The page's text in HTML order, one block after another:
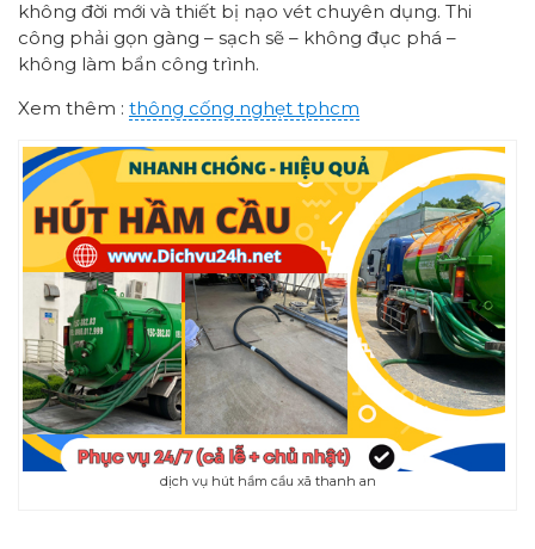
không đời mới và thiết bị nạo vét chuyên dụng. Thi
công phải gọn gàng – sạch sẽ – không đục phá –
không làm bẩn công trình.
Xem thêm : thông cống nghẹt tphcm
dịch vụ hút hầm cầu xã thanh an